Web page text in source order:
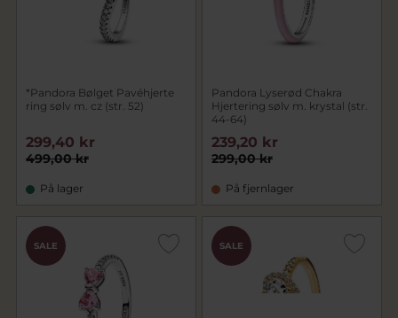
*Pandora Bølget Pavéhjerte
ring sølv m. cz (str. 52)
499,00 kr
299,40 kr
På lager
Pandora Lyserød Chakra
Hjertering sølv m. krystal (str.
44-64)
299,00 kr
239,20 kr
På fjernlager
SALE SALE